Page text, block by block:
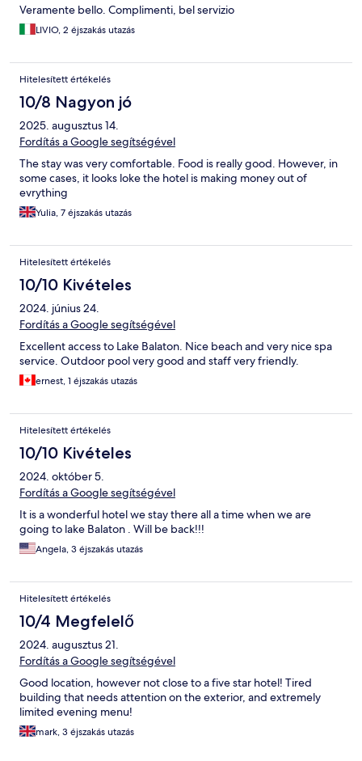
Veramente bello. Complimenti, bel servizio
LIVIO, 2 éjszakás utazás
Hitelesített értékelés
10/8 Nagyon jó
2025. augusztus 14.
Fordítás a Google segítségével
The stay was very comfortable. Food is really good. However, in
some cases, it looks loke the hotel is making money out of
evrything
Yulia, 7 éjszakás utazás
Hitelesített értékelés
10/10 Kivételes
2024. június 24.
Fordítás a Google segítségével
Excellent access to Lake Balaton. Nice beach and very nice spa
service. Outdoor pool very good and staff very friendly.
ernest, 1 éjszakás utazás
Hitelesített értékelés
10/10 Kivételes
2024. október 5.
Fordítás a Google segítségével
It is a wonderful hotel we stay there all a time when we are
going to lake Balaton . Will be back!!!
Angela, 3 éjszakás utazás
Hitelesített értékelés
10/4 Megfelelő
2024. augusztus 21.
Fordítás a Google segítségével
Good location, however not close to a five star hotel! Tired
building that needs attention on the exterior, and extremely
limited evening menu!
mark, 3 éjszakás utazás